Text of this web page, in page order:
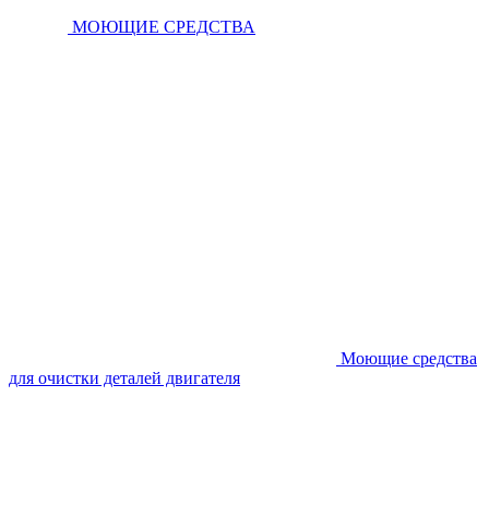
МОЮЩИЕ СРЕДСТВА
Моющие средства
для очистки деталей двигателя